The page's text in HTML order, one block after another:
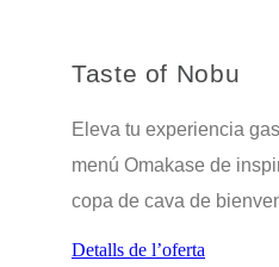
Taste of Nobu
Eleva tu experiencia
menú Omakase de
copa de cava de
Detalls de l’oferta